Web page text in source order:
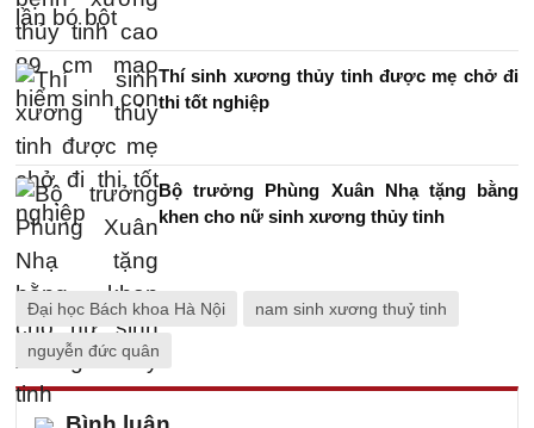
Thí sinh xương thủy tinh được mẹ chở đi
thi tốt nghiệp
Bộ trưởng Phùng Xuân Nhạ tặng bằng
khen cho nữ sinh xương thủy tinh
Đại học Bách khoa Hà Nội nam sinh xương thuỷ tinh
nguyễn đức quân